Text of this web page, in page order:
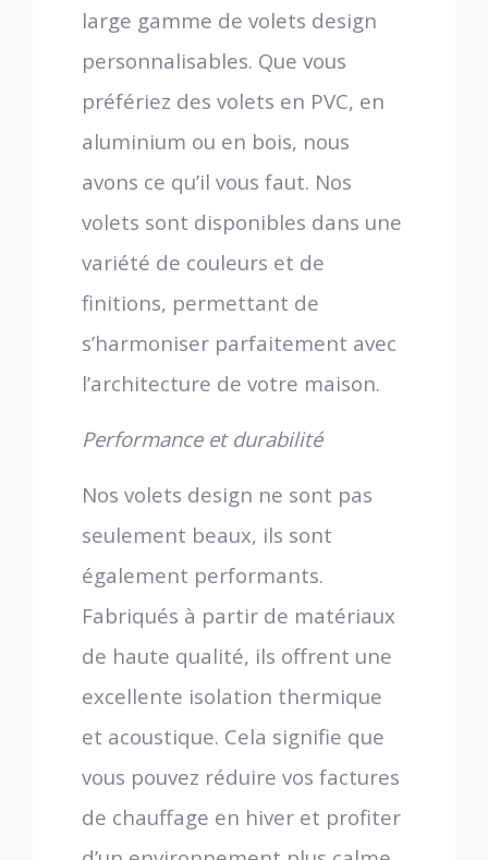
large gamme de volets design
personnalisables. Que vous
préfériez des volets en PVC, en
aluminium ou en bois, nous
avons ce qu’il vous faut. Nos
volets sont disponibles dans une
variété de couleurs et de
finitions, permettant de
s’harmoniser parfaitement avec
l’architecture de votre maison.
Performance et durabilité
Nos volets design ne sont pas
seulement beaux, ils sont
également performants.
Fabriqués à partir de matériaux
de haute qualité, ils offrent une
excellente isolation thermique
et acoustique. Cela signifie que
vous pouvez réduire vos factures
de chauffage en hiver et profiter